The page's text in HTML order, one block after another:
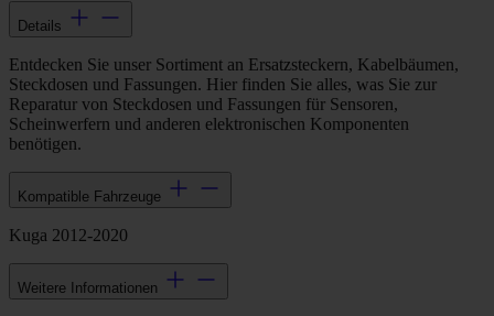
Details
Entdecken Sie unser Sortiment an Ersatzsteckern, Kabelbäumen,
Steckdosen und Fassungen. Hier finden Sie alles, was Sie zur
Reparatur von Steckdosen und Fassungen für Sensoren,
Scheinwerfern und anderen elektronischen Komponenten
benötigen.
Kompatible Fahrzeuge
Kuga 2012-2020
Weitere Informationen